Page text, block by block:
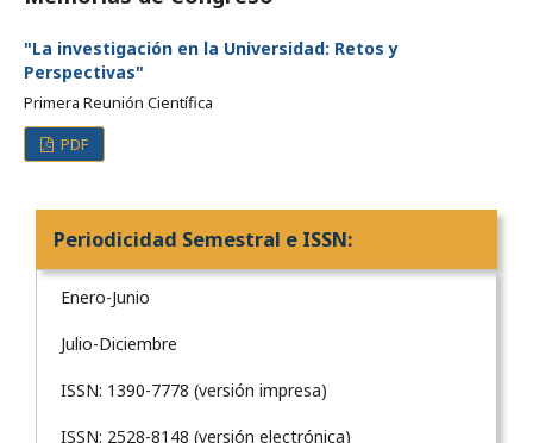
"La investigación en la Universidad: Retos y
Perspectivas"
Primera Reunión Científica
PDF
Periodicidad Semestral e ISSN:
Enero-Junio
Julio-Diciembre
ISSN: 1390-7778 (versión impresa)
ISSN: 2528-8148 (versión electrónica)